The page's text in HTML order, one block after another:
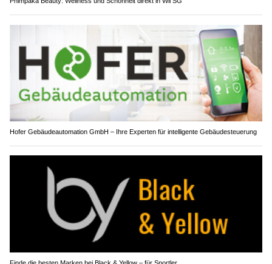
Hofer Gebäudeautomation GmbH – Ihre Experten für intelligente Gebäudesteuerung